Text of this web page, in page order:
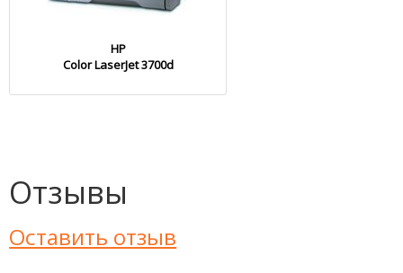
HP
Color LaserJet 3700d
Отзывы
Оставить отзыв